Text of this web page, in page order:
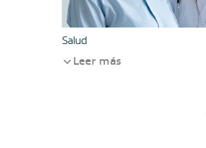
Salud
Leer más